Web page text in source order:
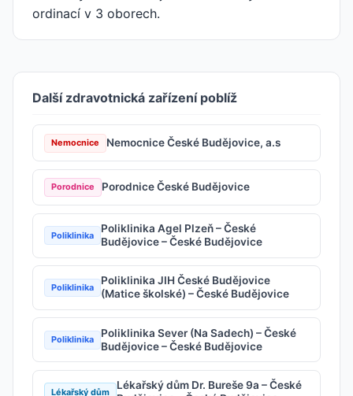
ordinací v 3 oborech.
Další zdravotnická zařízení poblíž
Nemocnice Nemocnice České Budějovice, a.s
Porodnice Porodnice České Budějovice
Poliklinika
Poliklinika Agel Plzeň – České
Budějovice – České Budějovice
Poliklinika
Poliklinika JIH České Budějovice
(Matice školské) – České Budějovice
Poliklinika
Poliklinika Sever (Na Sadech) – České
Budějovice – České Budějovice
Lékařský dům
Lékařský dům Dr. Bureše 9a – České